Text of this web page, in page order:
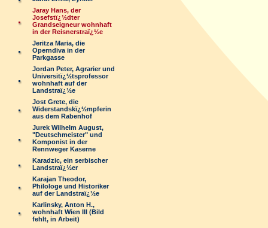
Jaray Hans, der
Josefstï¿½dter
Grandseigneur wohnhaft
in der Reisnerstraï¿½e
Jeritza Maria, die
Operndiva in der
Parkgasse
Jordan Peter, Agrarier und
Universitï¿½tsprofessor
wohnhaft auf der
Landstraï¿½e
Jost Grete, die
Widerstandskï¿½mpferin
aus dem Rabenhof
Jurek Wilhelm August,
"Deutschmeister" und
Komponist in der
Rennweger Kaserne
Karadzic, ein serbischer
Landstraï¿½er
Karajan Theodor,
Philologe und Historiker
auf der Landstraï¿½e
Karlinsky, Anton H.,
wohnhaft Wien III (Bild
fehlt, in Arbeit)